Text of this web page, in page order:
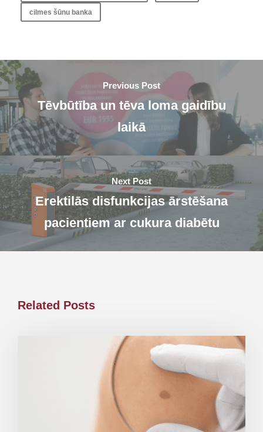
cilmes šūnu banka
Previous Post
Tēvbūtība un tēva loma gaidību
laikā
Next Post
Erektilās disfunkcijas ārstēšana
pacientiem ar cukura diabētu
Related Posts